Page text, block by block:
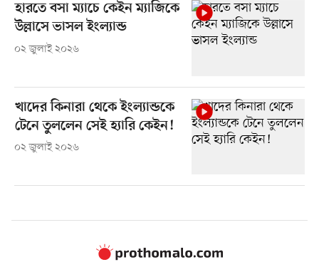
হারতে বসা ম্যাচে কেইন ম্যাজিকে
উল্লাসে ভাসল ইংল্যান্ড
০২ জুলাই ২০২৬
খাদের কিনারা থেকে ইংল্যান্ডকে
টেনে তুললেন সেই হ্যারি কেইন!
০২ জুলাই ২০২৬